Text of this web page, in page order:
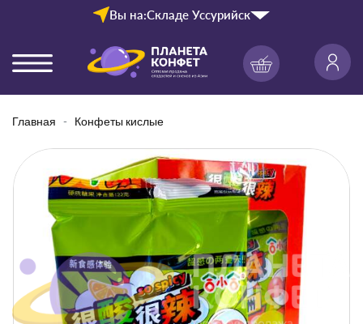
Вы на:Складе Уссурийск
Главная Конфеты кислые